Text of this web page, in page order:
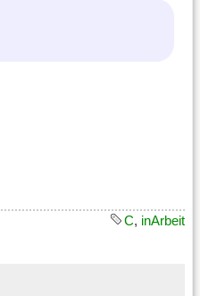
C, inArbeit